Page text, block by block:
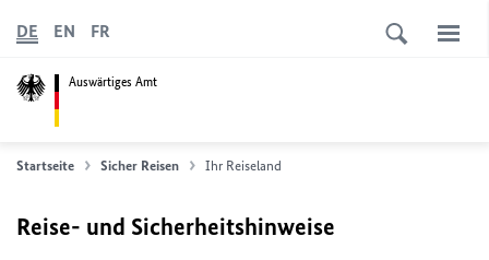
Auswärtiges Amt
DE EN FR
Startseite Sicher Reisen Ihr Reiseland
Reise- und Sicherheitshinweise